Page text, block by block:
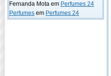
Fernanda Mota em Perfumes 24
Perfumes em Perfumes 24